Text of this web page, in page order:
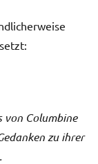
von Columbine
zu ihrer